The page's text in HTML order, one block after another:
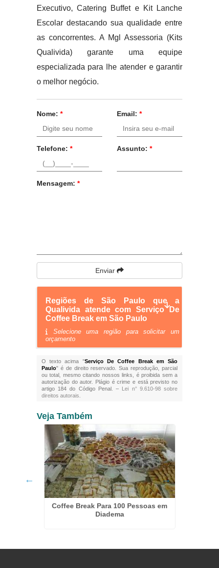
Executivo, Catering Buffet e Kit Lanche
Escolar destacando sua qualidade entre
as concorrentes. A Mgl Assessoria (Kits
Qualivida) garante uma equipe
especializada para lhe atender e garantir
o melhor negócio.
Nome: * Email: *
Telefone: * Assunto: *
Mensagem: *
Enviar
Regiões de São Paulo que a
Qualivida atende com Serviço De
Coffee Break em São Paulo
Selecione uma região para solicitar um
orçamento
O texto acima "Serviço De Coffee Break em São
Paulo" é de direito reservado. Sua reprodução, parcial
ou total, mesmo citando nossos links, é proibida sem a
autorização do autor. Plágio é crime e está previsto no
artigo 184 do Código Penal. – Lei n° 9.610-98 sobre
direitos autorais
Veja Também
Coffee Break Para 100 Pessoas em
Diadema